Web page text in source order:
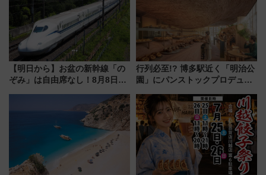
【明日から】お盆の新幹線「の
ぞみ」は自由席なし！8月8日午
せば空きが見つかることも 混
雑避ける「空席」探しのコツ
行列必至!? 博多駅近く「明治公
園」にパンストックプロデュー
オープン 秋からはビストロ営業
も！